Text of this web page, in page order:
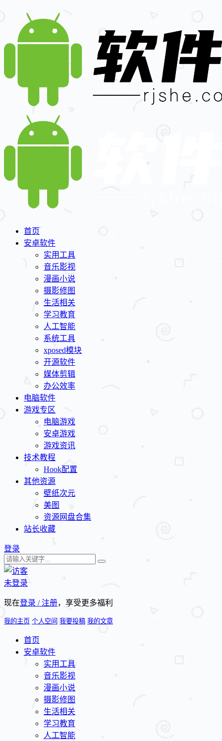
首页
安卓软件
实用工具
音乐影视
漫画小说
摄影修图
生活相关
学习教育
人工智能
系统工具
xposed模块
开源软件
媒体剪辑
办公效率
电脑软件
游戏专区
电脑游戏
安卓游戏
游戏资讯
技术教程
Hook配置
其他资源
壁纸次元
美图
资源网盘合集
站长收藏
登录
未登录
现在登录 / 注册，享受更多福利
我的主页 个人空间 我要投稿 我的文章
首页
安卓软件
实用工具
音乐影视
漫画小说
摄影修图
生活相关
学习教育
人工智能